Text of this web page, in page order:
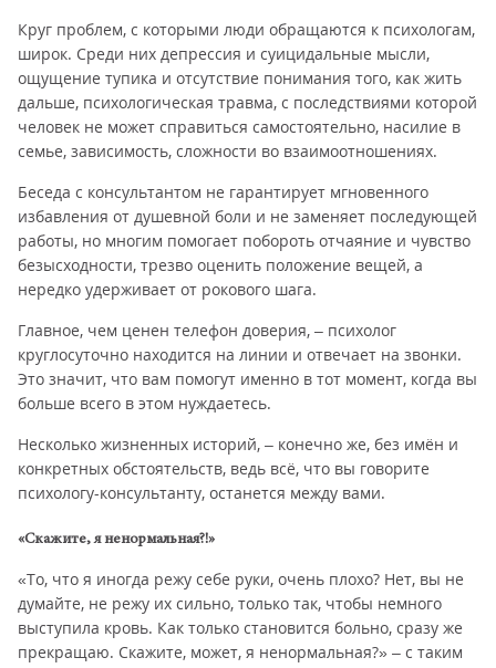
Круг проблем, с которыми люди обращаются к психологам,
широк. Среди них депрессия и суицидальные мысли,
ощущение тупика и отсутствие понимания того, как жить
дальше, психологическая травма, с последствиями которой
человек не может справиться самостоятельно, насилие в
семье, зависимость, сложности во взаимоотношениях.
Беседа с консультантом не гарантирует мгновенного
избавления от душевной боли и не заменяет последующей
работы, но многим помогает побороть отчаяние и чувство
безысходности, трезво оценить положение вещей, а
нередко удерживает от рокового шага.
Главное, чем ценен телефон доверия, – психолог
круглосуточно находится на линии и отвечает на звонки.
Это значит, что вам помогут именно в тот момент, когда вы
больше всего в этом нуждаетесь.
Несколько жизненных историй, – конечно же, без имён и
конкретных обстоятельств, ведь всё, что вы говорите
психологу-консультанту, останется между вами.
«Скажите, я ненормальная?!»
«То, что я иногда режу себе руки, очень плохо? Нет, вы не
думайте, не режу их сильно, только так, чтобы немного
выступила кровь. Как только становится больно, сразу же
прекращаю. Скажите, может, я ненормальная?» – с таким